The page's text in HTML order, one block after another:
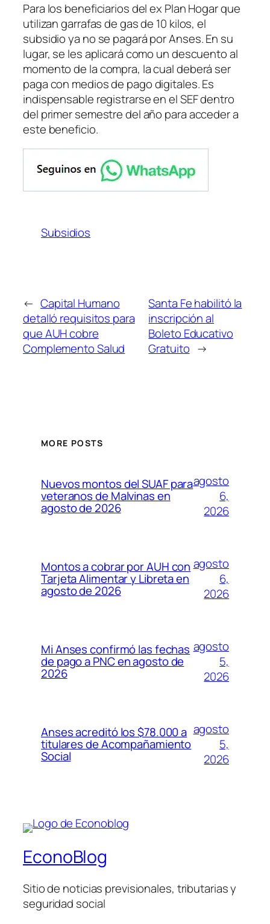
Para los beneficiarios del ex Plan Hogar que
utilizan garrafas de gas de 10 kilos, el
subsidio ya no se pagará por Anses. En su
lugar, se les aplicará como un descuento al
momento de la compra, la cual deberá ser
paga con medios de pago digitales. Es
indispensable registrarse en el SEF dentro
del primer semestre del año para acceder a
este beneficio.
Subsidios
← Capital Humano
detalló requisitos para
que AUH cobre
Complemento Salud
Santa Fe habilitó la
inscripción al
Boleto Educativo
Gratuito →
MORE POSTS
Nuevos montos del SUAF para
veteranos de Malvinas en
agosto de 2026
agosto
6,
2026
Montos a cobrar por AUH con
Tarjeta Alimentar y Libreta en
agosto de 2026
agosto
6,
2026
Mi Anses confirmó las fechas
de pago a PNC en agosto de
2026
agosto
5,
2026
Anses acreditó los $78.000 a
titulares de Acompañamiento
Social
agosto
5,
2026
EconoBlog
Sitio de noticias previsionales, tributarias y
seguridad social